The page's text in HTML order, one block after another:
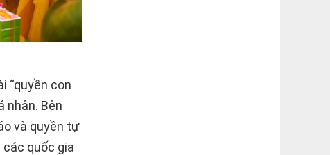
“quyền con
nhân. Bên
và quyền tự
quốc gia